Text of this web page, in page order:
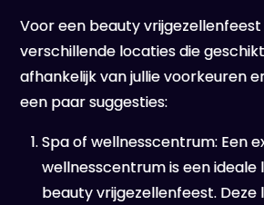
Voor een beauty vrijgezellenfeest
verschillende locaties die
afhankelijk van jullie voorkeuren
een paar suggesties:
Spa of wellnesscentrum: Een
wellnesscentrum is een
beauty vrijgezellenfeest. Deze